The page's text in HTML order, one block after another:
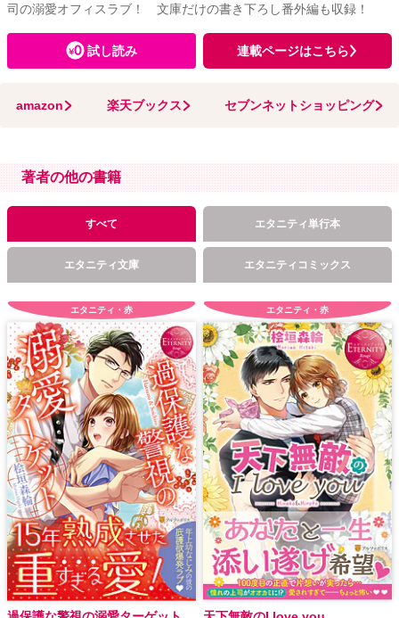
司の溺愛オフィスラブ！ 文庫だけの書き下ろし番外編も収録！
試し読み 連載ページはこちら
amazon 楽天ブックス セブンネットショッピング
著者の他の書籍
すべて エタニティ単行本
エタニティ文庫 エタニティコミックス
エタニティ・赤 エタニティ・赤